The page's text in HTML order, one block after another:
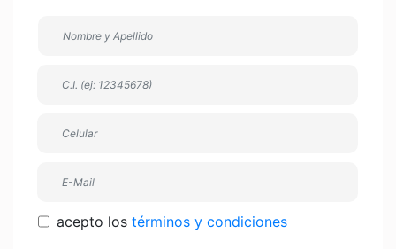
acepto los términos y condiciones